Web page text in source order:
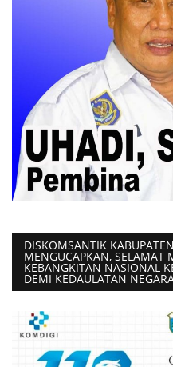
DISKOMSANTIK
MENGUCAPKAN, SELAMAT
KEBANGKITAN NASIONAL
DEMI KEDAULATAN